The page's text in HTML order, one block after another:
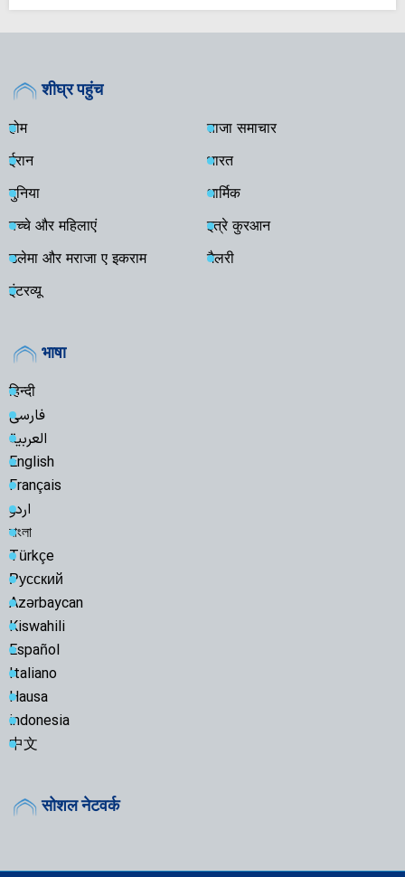
शीघ्र पहुंच
होम
ताजा समाचार
ईरान
भारत
दुनिया
धार्मिक
बच्चे और महिलाएं
इत्रे कुरआन
उलेमा और मराजा ए इकराम
गैलरी
इंटरव्यू
भाषा
हिन्दी
فارسی
العربية
English
Français
اردو
বাংলা
Türkçe
Русский
Azərbaycan
Kiswahili
Español
Italiano
Hausa
indonesia
中文
सोशल नेटवर्क